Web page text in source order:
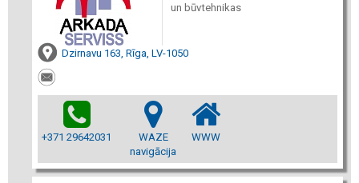
un būvtehnikas
Dzirnavu 163, Rīga, LV-1050
+371 29642031
WAZE
navigācija
WWW